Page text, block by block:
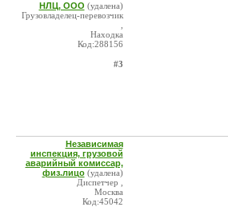
НЛЦ, ООО (удалена)
Грузовладелец-перевозчик
Находка
Код:288156
#3
Независимая
инспекция, грузовой
аварийный комиссар,
физ.лицо (удалена)
Диспетчер ,
Москва
Код:45042